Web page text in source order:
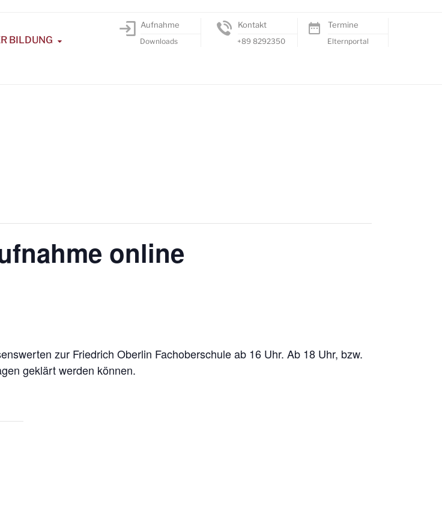
BILDUNG
Aufnahme
Downloads
Kontakt
+89 8292350
Termine
Elternportal
online
zur Friedrich Oberlin Fachoberschule ab 16 Uhr. Ab 18 Uhr, bzw.
geklärt werden können.